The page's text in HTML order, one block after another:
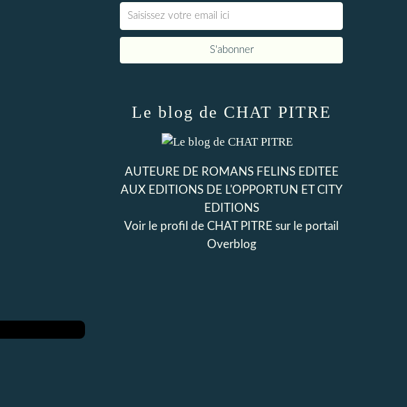
Le blog de CHAT PITRE
AUTEURE DE ROMANS FELINS EDITEE
AUX EDITIONS DE L'OPPORTUN ET CITY
EDITIONS
Voir le profil de CHAT PITRE sur le portail
Overblog